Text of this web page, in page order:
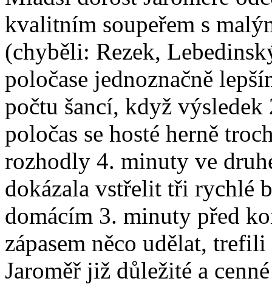
kvalitním soupeřem s
(chyběli: Rezek,
poločase jednoznačně
počtu šancí, když
poločas se hosté herně
rozhodly 4. minuty ve
dokázala vstřelit tři rychlé
domácím 3. minuty před
zápasem něco udělat,
Jaroměř již důležité a